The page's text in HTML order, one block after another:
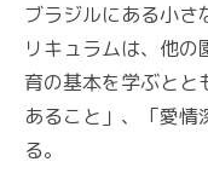
ブラジルにある小さ
リキュラムは、他
育の基本を学ぶとと
あること」、「愛情
る。